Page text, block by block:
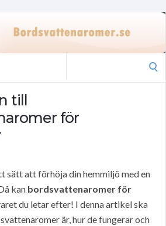
till
för
sätt att förhöja din hemmiljö med en
kan bordsvattenaromer för
du letar efter! I denna artikel ska
är, hur de fungerar och